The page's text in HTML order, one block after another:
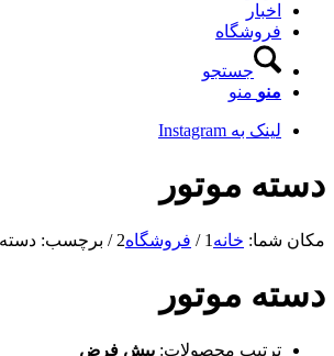
اخبار
فروشگاه
جستجو
منو منو
لینک به Instagram
دسته موتور
مکان شما: خانه 1
/ فروشگاه2
/ برچسب: دسته
دسته موتور
ترتیب محصولات: پیش فرض